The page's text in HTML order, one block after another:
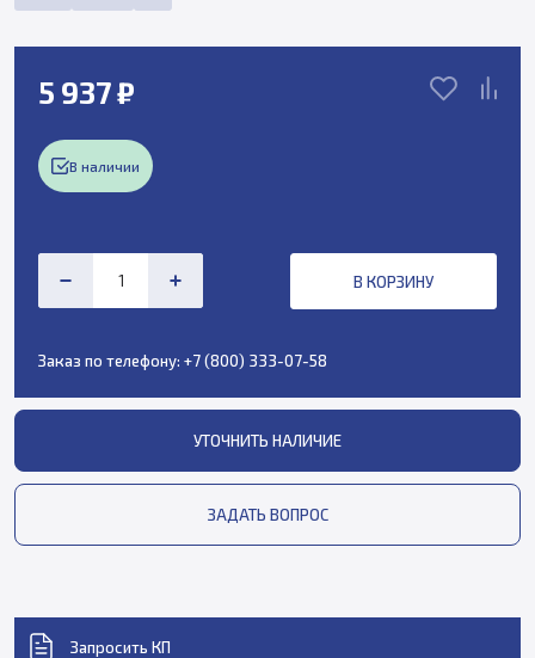
5 937 ₽
В наличии
В КОРЗИНУ
Заказ по телефону: +7 (800) 333-07-58
УТОЧНИТЬ НАЛИЧИЕ
ЗАДАТЬ ВОПРОС
Запросить КП